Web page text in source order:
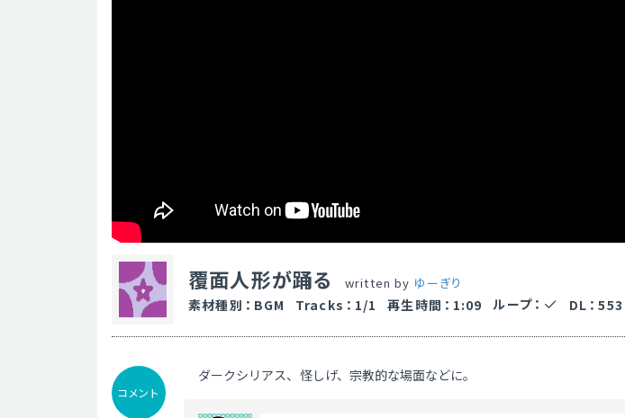
覆面人形が踊る written by ゆーぎり
素材種別 ： BGM Tracks ： 1/1 再生時間 ： 1:09 ループ ： DL ： 553
コメント
ダークシリアス、怪しげ、宗教的な場面などに。